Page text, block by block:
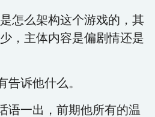
怎么架构这个游戏的，其
，主体内容是偏剧情还是
告诉他什么。
语一出，前期他所有的温